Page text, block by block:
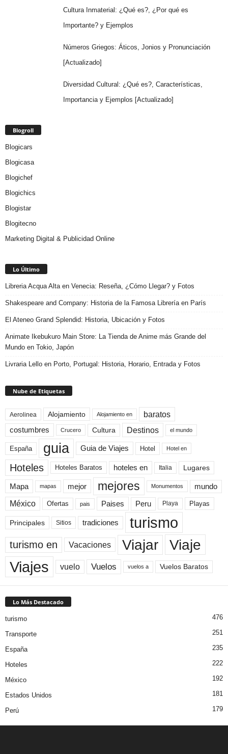
Cultura Inmaterial: ¿Qué es?, ¿Por qué es
Importante? y Ejemplos
Números Griegos: Áticos, Jonios y Pronunciación
[Actualizado]
Diversidad Cultural: ¿Qué es?, Características,
Importancia y Ejemplos [Actualizado]
Blogroll
Blogicars
Blogicasa
Blogichef
Blogichics
Blogistar
Blogitecno
Marketing Digital & Publicidad Online
Lo Último
Libreria Acqua Alta en Venecia: Reseña, ¿Cómo Llegar? y Fotos
Shakespeare and Company: Historia de la Famosa Librería en París
El Ateneo Grand Splendid: Historia, Ubicación y Fotos
Animate Ikebukuro Main Store: La Tienda de Anime más Grande del
Mundo en Tokio, Japón
Livraria Lello en Porto, Portugal: Historia, Horario, Entrada y Fotos
Nube de Etiquetas
Aerolinea Alojamiento Alojamiento en baratos
costumbres Crucero Cultura Destinos el mundo
España guia Guia de Viajes Hotel Hotel en
Hoteles Hoteles Baratos hoteles en Italia Lugares
Mapa mapas mejor mejores Monumentos mundo
México Ofertas pais Paises Peru Playa Playas
Principales Sitios tradiciones turismo
turismo en Vacaciones Viajar Viaje
Viajes vuelo Vuelos vuelos a Vuelos Baratos
Lo Más Destacado
turismo 476
Transporte 251
España 235
Hoteles 222
México 192
Estados Unidos 181
Perú 179